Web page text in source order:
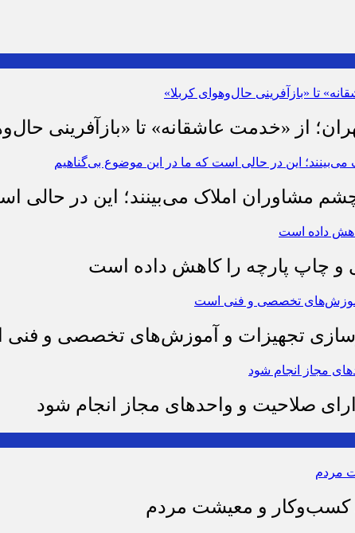
از «خدمت عاشقانه» تا «بازآفرینی
مشاوران املاک می‌بینند؛ این در حالی
چاپ پارچه را کاهش داده است
تجهیزات و آموزش‌های تخصصی و
صلاحیت و واحدهای مجاز انجام شود
کسب‌وکار و معیشت مردم